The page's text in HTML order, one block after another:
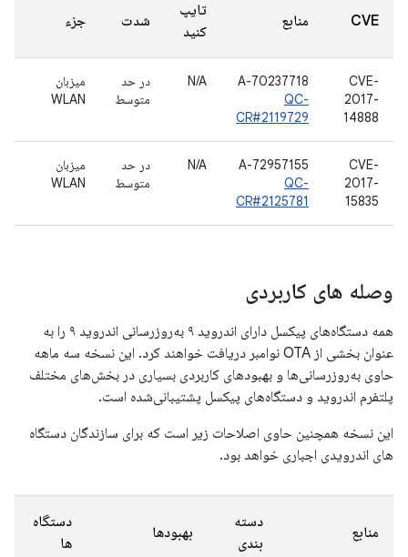
CVE منابع
تایپ
کنید
شدت جزء
CVE-
2017-
14888
A-70237718
QC-
CR#2119729
N/A
در حد
متوسط
میزبان
WLAN
CVE-
2017-
15835
A-72957155
QC-
CR#2125781
N/A
در حد
متوسط
میزبان
WLAN
وصله های کاربردی
همه دستگاه‌های پیکسل دارای اندروید ۹ به‌روزرسانی اندروید ۹ را به
عنوان بخشی از OTA نوامبر دریافت خواهند کرد. این نسخه سه ماهه
حاوی به‌روزرسانی‌ها و بهبودهای کاربردی بسیاری در بخش‌های مختلف
پلتفرم اندروید و دستگاه‌های پیکسل پشتیبانی‌شده است.
این نسخه همچنین حاوی اصلاحات زیر است که برای سازندگان دستگاه
های اندرویدی اجباری خواهد بود.
منابع
دسته
بندی
بهبودها
دستگاه
ها